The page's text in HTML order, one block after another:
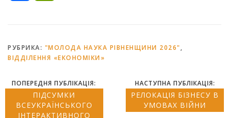
РУБРИКА: "МОЛОДА НАУКА РІВНЕНЩИНИ 2026",
ВІДДІЛЕННЯ «ЕКОНОМІКИ»
ПОПЕРЕДНЯ ПУБЛІКАЦІЯ:
ПІДСУМКИ
ВСЕУКРАЇНСЬКОГО
ІНТЕРАКТИВНОГО
НАСТУПНА ПУБЛІКАЦІЯ:
РЕЛОКАЦІЯ БІЗНЕСУ В
УМОВАХ ВІЙНИ